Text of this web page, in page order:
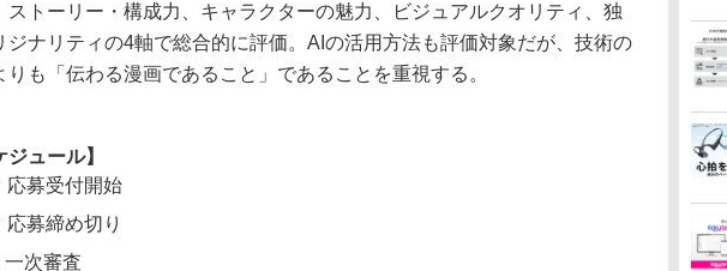
トーリー・構成力、キャラクターの魅力、ビジュアルクオリティ、独
ジナリティの4軸で総合的に評価。AIの活用方法も評価対象だが、技術の
りも「伝わる漫画であること」であることを重視する。
ジュール】
応募受付開始
応募締め切り
次審査